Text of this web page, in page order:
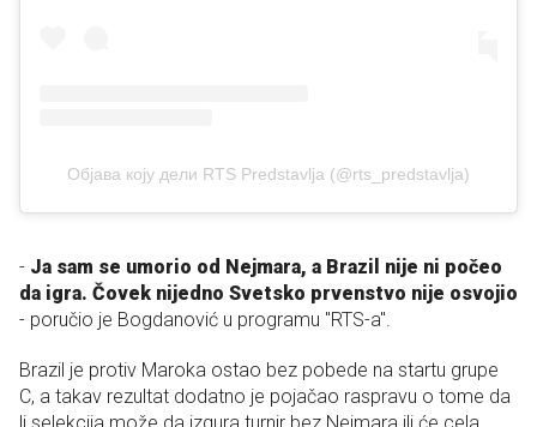
Објава коју дели RTS Predstavlja (@rts_predstavlja)
- Ja sam se umorio od Nejmara, a Brazil nije ni počeo
da igra. Čovek nijedno Svetsko prvenstvo nije osvojio
- poručio je Bogdanović u programu "RTS-a".
Brazil je protiv Maroka ostao bez pobede na startu grupe
C, a takav rezultat dodatno je pojačao raspravu o tome da